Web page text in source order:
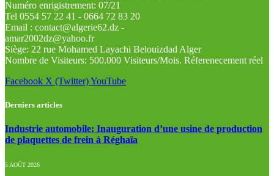
Numéro enrigistrement: 07/21
Tel 0554 57 22 41 - 0664 72 83 20
Email : contact@algerie62.dz -
amar2002dz@yahoo.fr
Siège: 22 rue Mohamed Layachi Belouizdad Alger
Nombre de Visiteurs: 500.000 Visiteurs/Mois. Réferenecement réel
Facebook X (Twitter)YouTube
Derniers articles
Industrie automobile: Inauguration d’une usine de production
de plaquettes de frein à Réghaïa
5 AOÛT 2026